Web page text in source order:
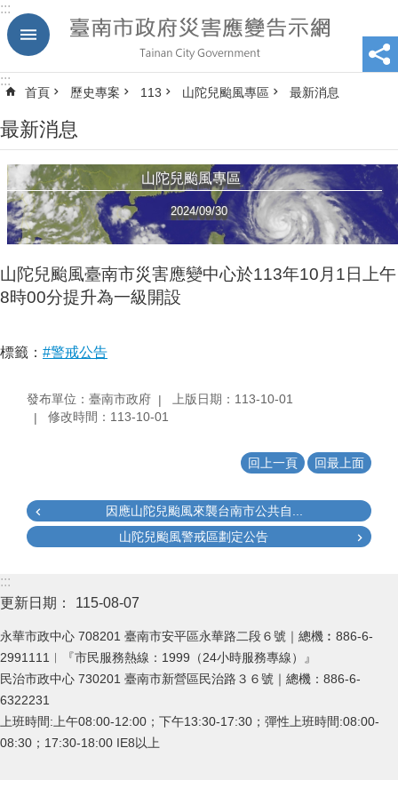
跳到主要內容區塊
:::
:::
首頁 歷史專案 113 山陀兒颱風專區 最新消息
最新消息
山陀兒颱風專區
2024/09/30
山陀兒颱風臺南市災害應變中心於113年10月1日上午
8時00分提升為一級開設
標籤： #警戒公告
發布單位：臺南市政府
上版日期：113-10-01
修改時間：113-10-01
回上一頁 回最上面
因應山陀兒颱風來襲台南市公共自...
山陀兒颱風警戒區劃定公告
:::
更新日期：
115-08-07
永華市政中心 708201 臺南市安平區永華路二段６號｜總機︰886-6-
2991111︱『市民服務熱線：1999（24小時服務專線）』
民治市政中心 730201 臺南市新營區民治路３６號｜總機：886-6-
6322231
上班時間:上午08:00-12:00；下午13:30-17:30；彈性上班時間:08:00-
08:30；17:30-18:00 IE8以上